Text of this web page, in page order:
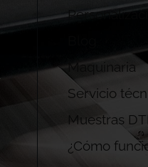
Maquinaria
Servicio
Muestras
¿Cómo